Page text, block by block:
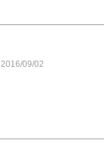
2016/09/02